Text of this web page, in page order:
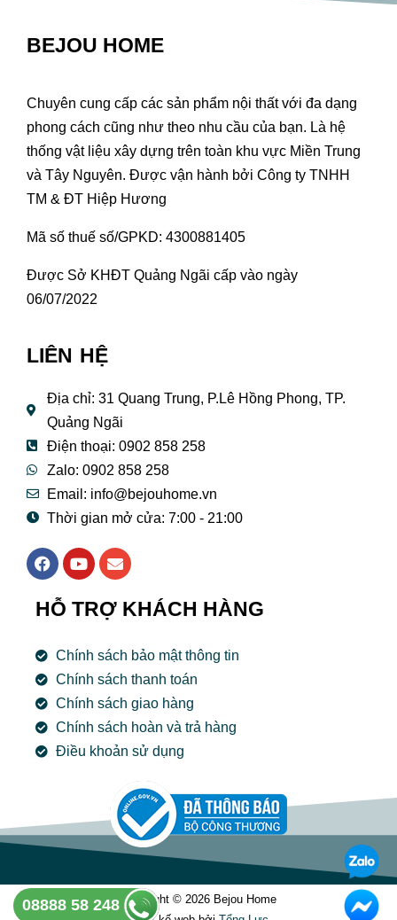
BEJOU HOME
Chuyên cung cấp các sản phẩm nội thất với đa dạng
phong cách cũng như theo nhu cầu của bạn. Là hệ
thống vật liệu xây dựng trên toàn khu vực Miền Trung
và Tây Nguyên. Được vận hành bởi Công ty TNHH
TM & ĐT Hiệp Hương
Mã số thuế số/GPKD: 4300881405
Được Sở KHĐT Quảng Ngãi cấp vào ngày
06/07/2022
LIÊN HỆ
Địa chỉ: 31 Quang Trung, P.Lê Hồng Phong, TP.
Quảng Ngãi
Điện thoại: 0902 858 258
Zalo: 0902 858 258
Email: info@bejouhome.vn
Thời gian mở cửa: 7:00 - 21:00
F
a
e
b
o
k
Y
o
t
u
e
E
n
e
l
p
e
HỖ TRỢ KHÁCH HÀNG
Chính sách bảo mật thông tin
Chính sách thanh toán
Chính sách giao hàng
Chính sách hoàn và trả hàng
Điều khoản sử dụng
Copyright © 2026 Bejou Home
08888 58 248